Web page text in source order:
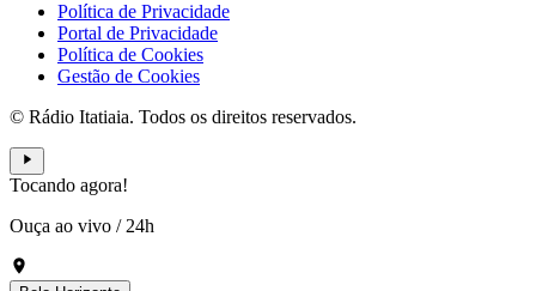
Política de Privacidade
Portal de Privacidade
Política de Cookies
Gestão de Cookies
© Rádio Itatiaia. Todos os direitos reservados.
Tocando agora!
Ouça ao vivo / 24h